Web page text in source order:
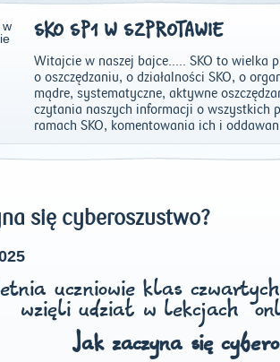
SKO SP1 W SZPROTAWIE
Witajcie w naszej bajce..... SKO to wielka
o oszczędzaniu, o działalności SKO, o
mądre, systematyczne, aktywne
czytania naszych informacji o wszystkich
ramach SKO, komentowania ich i
się cyberoszustwo?
uczniowie klas
wzięli udział w lekcjach
Jak zaczyna się